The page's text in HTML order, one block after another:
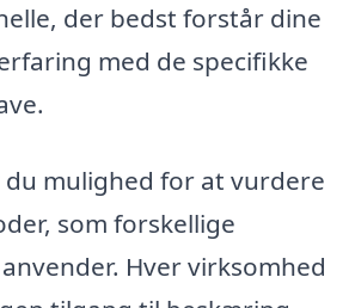
der bedst forstår dine
med de specifikke
mulighed for at vurdere
som forskellige
Hver virksomhed